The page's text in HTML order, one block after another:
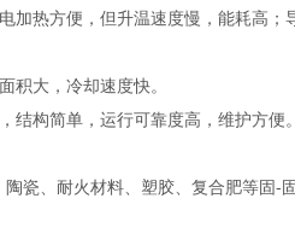
加热方便，但升温速度慢，能耗高
积大，冷却速度快。
结构简单，运行可靠度高，维护方便。
瓷、耐火材料、塑胶、复合肥等固-